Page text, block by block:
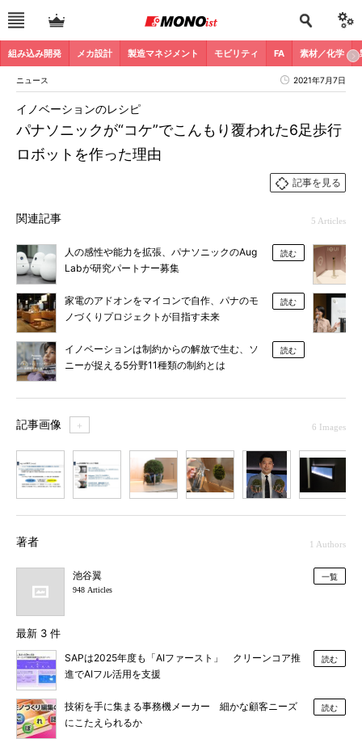
組み込み開発 メカ設計 製造マネジメント モビリティ FA 素材／化学
ニュース 2021年7月7日
パナソニックが“コケ”でこんもり覆われた6足歩行
ロボットを作った理由
イノベーションのレシピ
記事を見る
関連記事 5 Articles
人の感性や能力を拡張、パナソニックのAug
Labが研究パートナー募集
読む
家電のアドオンをマイコンで自作、パナのモ
ノづくりプロジェクトが目指す未来
読む
イノベーションは制約からの解放で生む、ソ
ニーが捉える5分野11種類の制約とは
読む
記事画像 ＋ 6 Images
著者 1 Authors
池谷翼
948 Articles
一覧
最新 3 件
SAPは2025年度も「AIファースト」 クリーンコア推
進でAIフル活用を支援
読む
技術を手に集まる事務機メーカー 細かな顧客ニーズ
にこたえられるか
読む